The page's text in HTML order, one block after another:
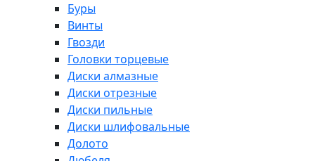
Буры
Винты
Гвозди
Головки торцевые
Диски алмазные
Диски отрезные
Диски пильные
Диски шлифовальные
Долото